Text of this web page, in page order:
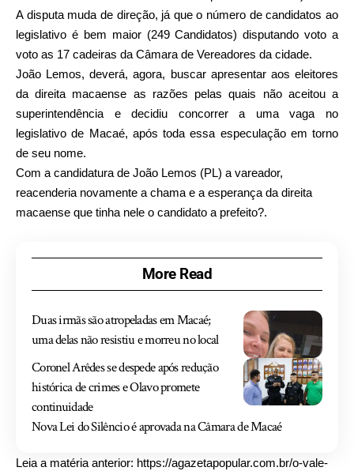
A disputa muda de direção, já que o número de candidatos ao
legislativo é bem maior (249 Candidatos) disputando voto a
voto as 17 cadeiras da Câmara de Vereadores da cidade.
João Lemos, deverá, agora, buscar apresentar aos eleitores
da direita macaense as razões pelas quais não aceitou a
superintendência e decidiu concorrer a uma vaga no
legislativo de Macaé, após toda essa especulação em torno
de seu nome.
Com a candidatura de João Lemos (PL) a vareador,
reacenderia novamente a chama e a esperança da direita
macaense que tinha nele o candidato a prefeito?.
More Read
Duas irmãs são atropeladas em Macaé;
uma delas não resistiu e morreu no local
Coronel Arêdes se despede após redução
histórica de crimes e Olavo promete
continuidade
Nova Lei do Silêncio é aprovada na Câmara de Macaé
Leia a matéria anterior: https://agazetapopular.com.br/o-vale-